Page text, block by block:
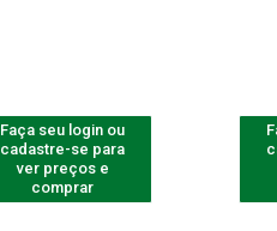
Faça seu login ou
cadastre-se para
ver preços e
comprar